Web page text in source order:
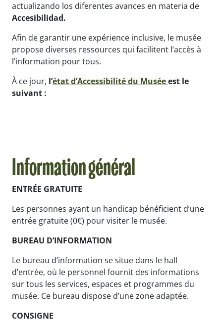
actualizando los diferentes avances en materia de
Accesibilidad.
Afin de garantir une expérience inclusive, le musée
propose diverses ressources qui facilitent l’accès à
l’information pour tous.
À ce jour, l’état d’Accessibilité du Muséeest le
suivant :
Information général
ENTRÉE GRATUITE
Les personnes ayant un handicap bénéficient d’une
entrée gratuite (0€) pour visiter le musée.
BUREAU D’INFORMATION
Le bureau d’information se situe dans le hall
d’entrée, où le personnel fournit des informations
sur tous les services, espaces et programmes du
musée. Ce bureau dispose d’une zone adaptée.
CONSIGNE